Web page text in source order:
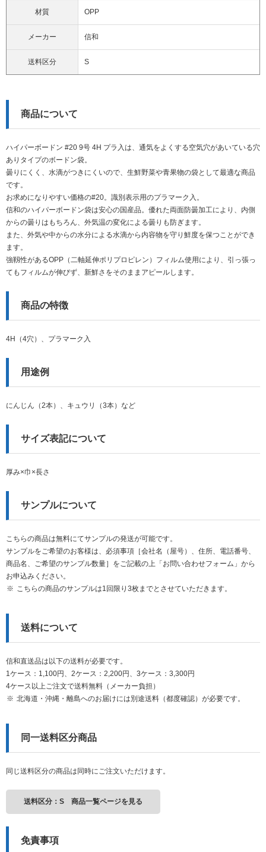
材質 OPP
メーカー 信和
送料区分 S
商品について
ハイパーボードン #20 9号 4H プラ入は、通気をよくする空気穴があいている穴
ありタイプのボードン袋。
曇りにくく、水滴がつきにくいので、生鮮野菜や青果物の袋として最適な商品
です。
お求めになりやすい価格の#20。識別表示用のプラマーク入。
信和のハイパーボードン袋は安心の国産品。優れた両面防曇加工により、内側
からの曇りはもちろん、外気温の変化による曇りも防ぎます。
また、外気や中からの水分による水滴から内容物を守り鮮度を保つことができ
ます。
強靱性があるOPP（二軸延伸ポリプロピレン）フィルム使用により、引っ張っ
てもフィルムが伸びず、新鮮さをそのままアピールします。
商品の特徴
4H（4穴）、プラマーク入
用途例
にんじん（2本）、キュウリ（3本）など
サイズ表記について
厚み×巾×長さ
サンプルについて
こちらの商品は無料にてサンプルの発送が可能です。
サンプルをご希望のお客様は、必須事項［会社名（屋号）、住所、電話番号、
商品名、ご希望のサンプル数量］をご記載の上「お問い合わせフォーム」から
お申込みください。
こちらの商品のサンプルは1回限り3枚までとさせていただきます。
送料について
信和直送品は以下の送料が必要です。
1ケース：1,100円、2ケース：2,200円、3ケース：3,300円
4ケース以上ご注文で送料無料（メーカー負担）
北海道・沖縄・離島へのお届けには別途送料（都度確認）が必要です。
同一送料区分商品
同じ送料区分の商品は同時にご注文いただけます。
送料区分：S 商品一覧ページを見る
免責事項